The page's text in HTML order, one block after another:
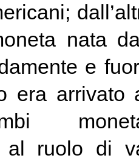
nata
e
era
al ruolo di